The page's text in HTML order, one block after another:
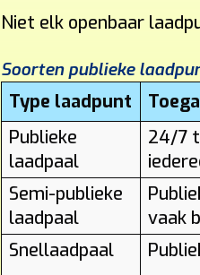
Niet elk openbaar
Soorten publieke
Type laadpunt
Publieke
laadpaal
24/7
Semi-publieke
laadpaal
vaak
Snellaadpaal